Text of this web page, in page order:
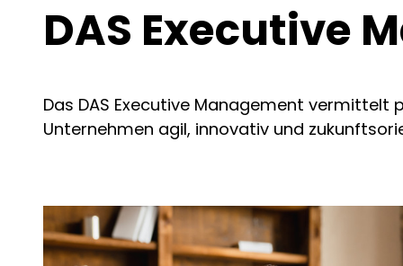
DAS Executive
Das DAS Executive Management vermittelt
Unternehmen agil, innovativ und